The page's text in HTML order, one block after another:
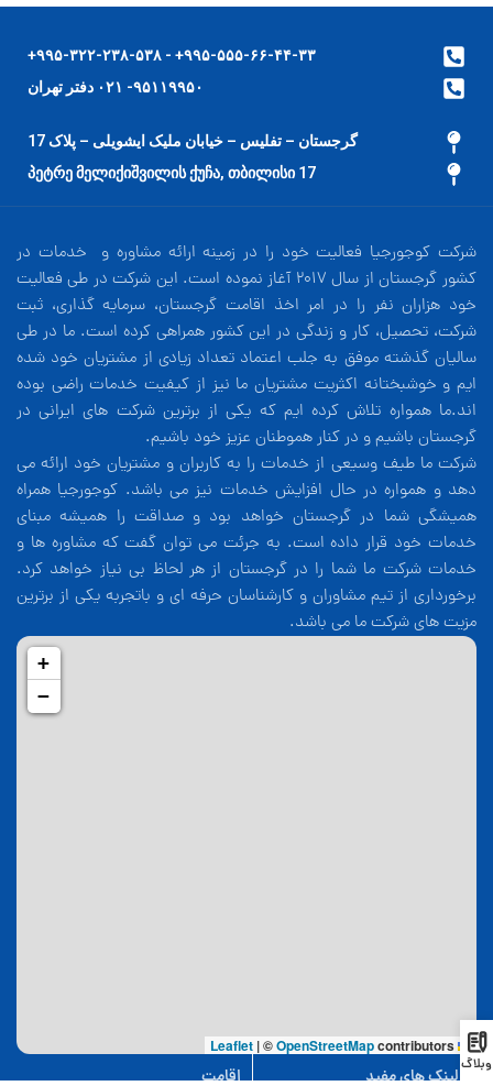
۹۹۵-۵۵۵-۶۶-۴۴-۳۳+ - ۹۹۵-۳۲۲-۲۳۸-۵۳۸+
۹۵۱۱۹۹۵۰- ۰۲۱ دفتر تهران
گرجستان – تفلیس – خیابان ملیک ایشویلی – پلاک 17
17 პეტრე მელიქიშვილის ქუჩა, თბილისი
شرکت کوجورجیا فعالیت خود را در زمینه ارائه مشاوره و خدمات در
کشور گرجستان از سال 2017 آغاز نموده است. این شرکت در طی فعالیت
خود هزاران نفر را در امر اخذ اقامت گرجستان، سرمایه گذاری، ثبت
شرکت، تحصیل، کار و زندگی در این کشور همراهی کرده است. ما در طی
سالیان گذشته موفق به جلب اعتماد تعداد زیادی از مشتریان خود شده
ایم و خوشبختانه اکثریت مشتریان ما نیز از کیفیت خدمات راضی بوده
اند.ما همواره تلاش کرده ایم که یکی از برترین شرکت های ایرانی در
گرجستان باشیم و در کنار هموطنان عزیز خود باشیم.
شرکت ما طیف وسیعی از خدمات را به کاربران و مشتریان خود ارائه می
دهد و همواره در حال افزایش خدمات نیز می باشد. کوجورجیا همراه
همیشگی شما در گرجستان خواهد بود و صداقت را همیشه مبنای
خدمات خود قرار داده است. به جرئت می توان گفت که مشاوره ها و
خدمات شرکت ما شما را در گرجستان از هر لحاظ بی نیاز خواهد کرد.
برخورداری از تیم مشاوران و کارشناسان حرفه ای و باتجربه یکی از برترین
مزیت های شرکت ما می باشد.
+
−
Leaflet
|©OpenStreetMapcontributors
اقامت لینک های مفیدوبلاگ